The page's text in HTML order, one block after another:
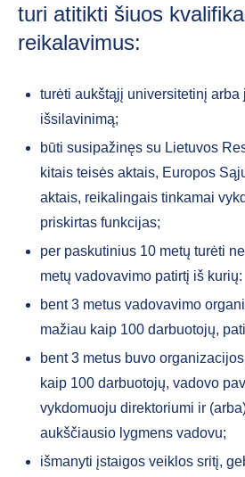
turi atitikti šiuos
reikalavimus:
turėti aukštąjį universitetinį arba
išsilavinimą;
būti susipažinęs su Lietuvos
kitais teisės aktais, Europos
aktais, reikalingais tinkamai
priskirtas funkcijas;
per paskutinius 10 metų turėti
metų vadovavimo patirtį iš kurių:
bent 3 metus vadovavimo
mažiau kaip 100 darbuotojų,
bent 3 metus buvo
kaip 100 darbuotojų, vadovo
vykdomuoju direktoriumi ir
aukščiausio lygmens vadovu;
išmanyti įstaigos veiklos sritį,